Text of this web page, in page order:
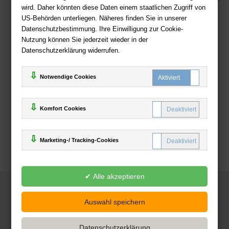
wird. Daher könnten diese Daten einem staatlichen Zugriff von
US-Behörden unterliegen. Näheres finden Sie in unserer
Datenschutzbestimmung. Ihre Einwilligung zur Cookie-
Nutzung können Sie jederzeit wieder in der
Datenschutzerklärung widerrufen.
Notwendige Cookies
Komfort Cookies
Marketing-/ Tracking-Cookies
Zahlweisen
Deutsche-Buchhandlung.de
www.deutsche-buchhandlung.de ist ein Angebot der
Handelsgesellschaft mbH
Powered by Inooga